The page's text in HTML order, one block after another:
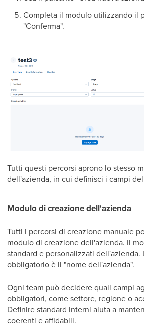
Completa il modulo utilizzando il
"Conferma".
Tutti questi percorsi aprono lo stesso
dell'azienda, in cui definisci i campi
Modulo di creazione dell'azienda
Tutti i percorsi di creazione manuale
modulo di creazione dell'azienda. Il
standard e personalizzati dell'azienda.
obbligatorio è il "nome dell'azienda".
Ogni team può decidere quali campi
obbligatori, come settore, regione o
Definire standard interni aiuta a
coerenti e affidabili.